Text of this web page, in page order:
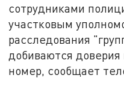
сотрудниками
участковым
расследования
добиваются
номер, сообщает